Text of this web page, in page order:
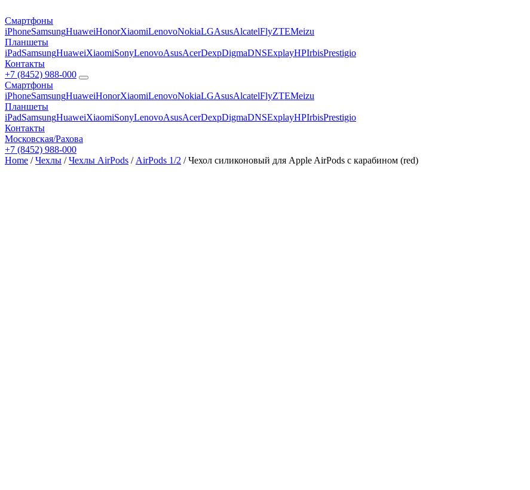
Смартфоны
iPhoneSamsungHuaweiHonorXiaomiLenovoNokiaLGAsusAlcatelFlyZTEMeizu
Планшеты
iPadSamsungHuaweiXiaomiSonyLenovoAsusAcerDexpDigmaDNSExplayHPIrbisPrestigio
Контакты
+7 (8452) 988-000
Смартфоны
iPhoneSamsungHuaweiHonorXiaomiLenovoNokiaLGAsusAlcatelFlyZTEMeizu
Планшеты
iPadSamsungHuaweiXiaomiSonyLenovoAsusAcerDexpDigmaDNSExplayHPIrbisPrestigio
Контакты
Московская/Рахова
+7 (8452) 988-000
Home /Чехлы /Чехлы AirPods / AirPods 1/2 / Чехол силиконовый для Apple AirPods с карабином (red)